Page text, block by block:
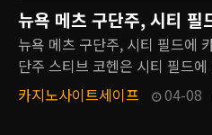
뉴욕 메츠 구단주, 시티 필
뉴욕 메츠 구단주, 시티 필드에
단주 스티브 코헨은 시티 필드
카지노사이트세이프
04-08